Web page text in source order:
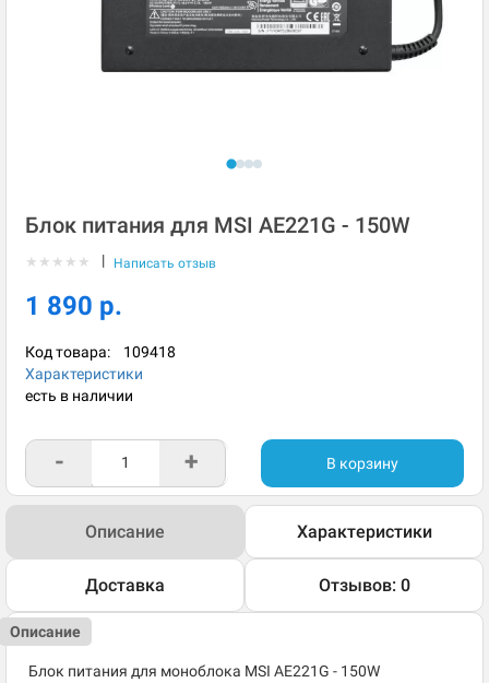
Блок питания для MSI AE221G - 150W
★ ★ ★ ★ ★ | Написать отзыв
1 890 р.
Код товара: 109418
Характеристики
есть в наличии
- + В корзину
Описание Характеристики
Доставка Отзывов: 0
Описание
Блок питания для моноблока MSI AE221G - 150W